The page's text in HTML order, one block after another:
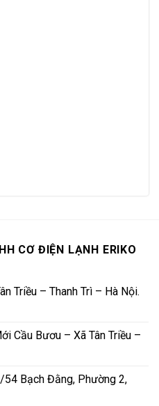
CƠ ĐIỆN LẠNH ERIKO
Triều – Thanh Trì – Hà Nội.
Cầu Bươu – Xã Tân Triều –
54 Bạch Đằng, Phường 2,